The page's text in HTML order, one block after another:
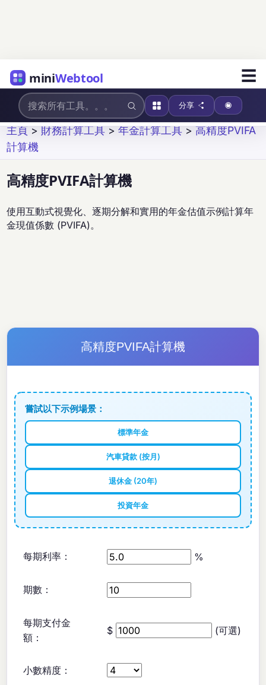
miniWebtool ☰
分享
主頁 > 財務計算工具 >年金計算工具 > 高精度PVIFA
計算機
高精度PVIFA計算機
使用互動式視覺化、逐期分解和實用的年金估值示例計算年
金現值係數 (PVIFA)。
高精度PVIFA計算機
嘗試以下示例場景：
標準年金
汽車貸款 (按月)
退休金 (20年)
投資年金
每期利率： %
期數：
每期支付金
額：
$ (可選)
小數精度：